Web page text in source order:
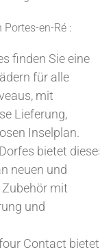
en-Ré :
finden Sie eine
für alle
mit
Lieferung,
Inselplan.
bietet
neuen und
mit
und
Contact bietet